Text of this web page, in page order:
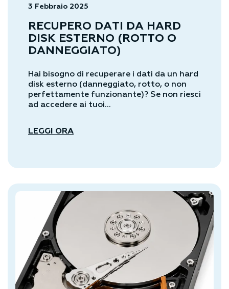
3 Febbraio 2025
RECUPERO DATI DA HARD
DISK ESTERNO (ROTTO O
DANNEGGIATO)
Hai bisogno di recuperare i dati da un hard
disk esterno (danneggiato, rotto, o non
perfettamente funzionante)? Se non riesci
ad accedere ai tuoi...
LEGGI ORA